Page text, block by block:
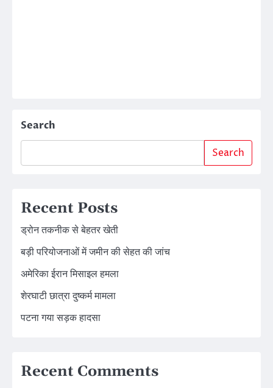
Search
Search
Recent Posts
ड्रोन तकनीक से बेहतर खेती
बड़ी परियोजनाओं में जमीन की सेहत की जांच
अमेरिका ईरान मिसाइल हमला
शेरघाटी छात्रा दुष्कर्म मामला
पटना गया सड़क हादसा
Recent Comments